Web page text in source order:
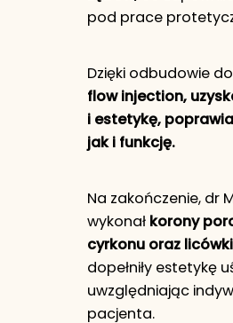
pod prace
Dzięki odbudowie
flow injection,
i estetykę,
jak i funkcję.
Na zakończenie, dr
wykonałkorony
cyrkonu oraz
dopełniły estetykę
uwzględniając
pacjenta.